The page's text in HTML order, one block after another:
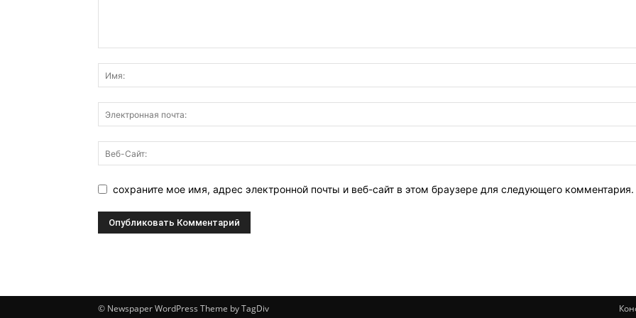
сохраните мое имя, адрес электронной почты и веб-сайт в этом браузере для следующего комментария.
© Newspaper WordPress Theme by TagDiv